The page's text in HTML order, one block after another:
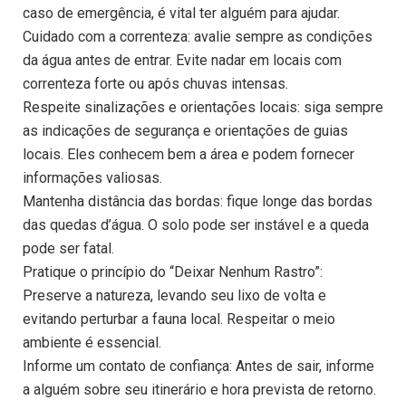
caso de emergência, é vital ter alguém para ajudar.
Cuidado com a correnteza: avalie sempre as condições
da água antes de entrar. Evite nadar em locais com
correnteza forte ou após chuvas intensas.
Respeite sinalizações e orientações locais: siga sempre
as indicações de segurança e orientações de guias
locais. Eles conhecem bem a área e podem fornecer
informações valiosas.
Mantenha distância das bordas: fique longe das bordas
das quedas d’água. O solo pode ser instável e a queda
pode ser fatal.
Pratique o princípio do “Deixar Nenhum Rastro”:
Preserve a natureza, levando seu lixo de volta e
evitando perturbar a fauna local. Respeitar o meio
ambiente é essencial.
Informe um contato de confiança: Antes de sair, informe
a alguém sobre seu itinerário e hora prevista de retorno.